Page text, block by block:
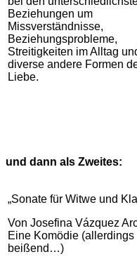
Beziehungen um
Missverständnisse,
Beziehungsprobleme,
Streitigkeiten im Alltag
diverse andere Formen
Liebe.
und dann als Zweites:
„Sonate für Witwe und
Von Josefina Vázquez
Eine Komödie (allerdings
beißend…)